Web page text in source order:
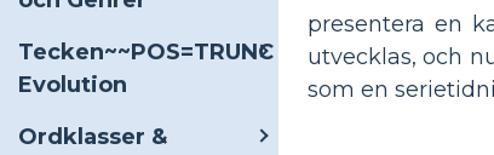
Tecken~~POS=TRUNC
Evolution
Ordklasser &
presentera en
utvecklas, och
som en